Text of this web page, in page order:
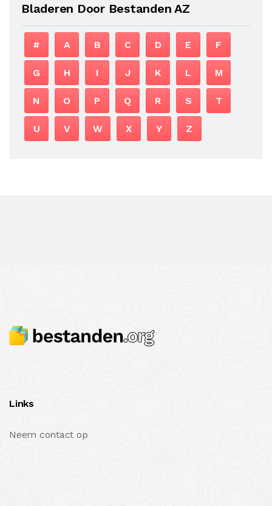
Bladeren Door Bestanden AZ
# A B C D E F
G H I J K L M
N O P Q R S T
U V W X Y Z
Links
Neem contact op